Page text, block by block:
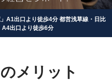
A1出口より徒歩4分 都営浅草線・日比
A4出口より徒歩6分
メリット